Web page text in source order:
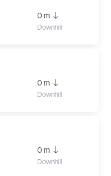
0 m
Downhill
0 m
Downhill
0 m
Downhill